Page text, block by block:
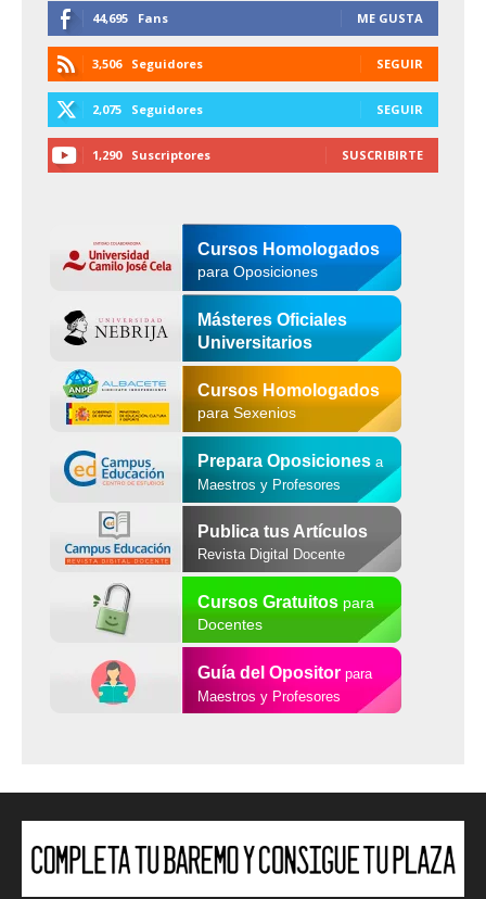
44,695 Fans ME GUSTA
3,506 Seguidores SEGUIR
2,075 Seguidores SEGUIR
1,290 Suscriptores SUSCRIBIRTE
Cursos Homologados
para Oposiciones
Másteres Oficiales
Universitarios
Cursos Homologados
para Sexenios
Prepara Oposiciones a
Maestros y Profesores
Publica tus Artículos
Revista Digital Docente
Cursos Gratuitospara
Docentes
Guía del Opositor para
Maestros y Profesores